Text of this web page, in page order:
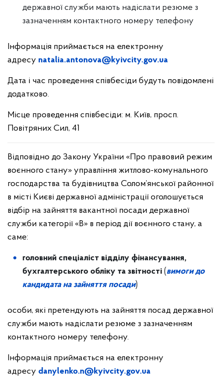
державної служби мають надіслати резюме з
зазначенням контактного номеру телефону
Інформація приймається на електронну
адресу natalia.antonova@kyivcity.gov.ua
Дата і час проведення співбесіди будуть повідомлені
додатково.
Місце проведення співбесіди: м. Київ, просп.
Повітряних Сил, 41
Відповідно до Закону України «Про правовий режим
воєнного стану» управління житлово-комунального
господарства та будівництва Солом’янської районної
в місті Києві державної адміністрації оголошується
відбір на зайняття вакантної посади державної
служби категорії «В» в період дії воєнного стану, а
саме:
головний спеціаліст відділу фінансування,
бухгалтерського обліку та звітності (вимоги до
кандидата на зайняття посади)
особи, які претендують на зайняття посад державної
служби мають надіслати резюме з зазначенням
контактного номеру телефону.
Інформація приймається на електронну
адресу danylenko.n@kyivcity.gov.ua